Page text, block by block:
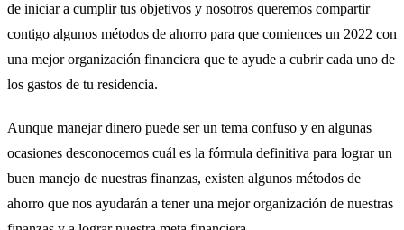
de iniciar a cumplir tus objetivos y nosotros queremos compartir
contigo algunos métodos de ahorro para que comiences un 2022 con
una mejor organización financiera que te ayude a cubrir cada uno de
los gastos de tu residencia.
Aunque manejar dinero puede ser un tema confuso y en algunas
ocasiones desconocemos cuál es la fórmula definitiva para lograr un
buen manejo de nuestras finanzas, existen algunos métodos de
ahorro que nos ayudarán a tener una mejor organización de nuestras